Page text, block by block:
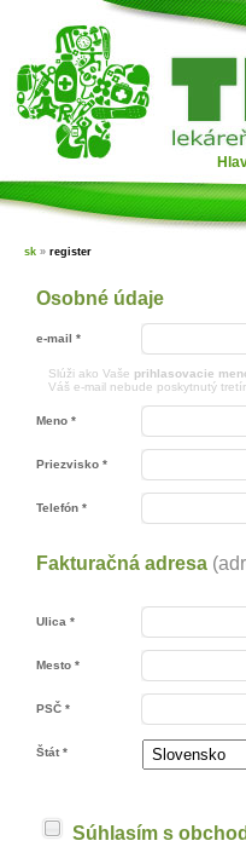
sk » register
Osobné údaje
e-mail *
Slúži ako Vaše prihlasovacie
Váš e-mail nebude poskytnutý
Meno *
Priezvisko *
Telefón *
Fakturačná adresa
Ulica *
Mesto *
PSČ *
Štát *
Súhlasím s